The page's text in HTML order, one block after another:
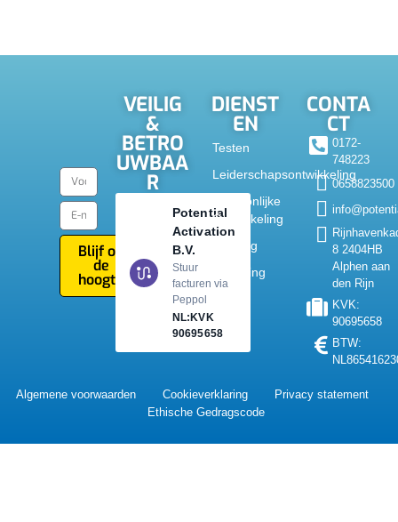
Blijf op
de
hoogte
VEILIG
&
BETRO
UWBAA
R
Potential
Activation
B.V.
Stuur
facturen via
Peppol
NL:KVK
90695658
DIENST
EN
Testen
Leiderschapsontwikkeling
Persoonlijke
Ontwikkeling
Training
Coaching
CONTA
CT
0172-
748223
0658823500
8 2404HB
Alphen aan
den Rijn
KVK:
90695658
BTW:
Algemene voorwaarden Cookieverklaring
Privacy statement
Ethische Gedragscode